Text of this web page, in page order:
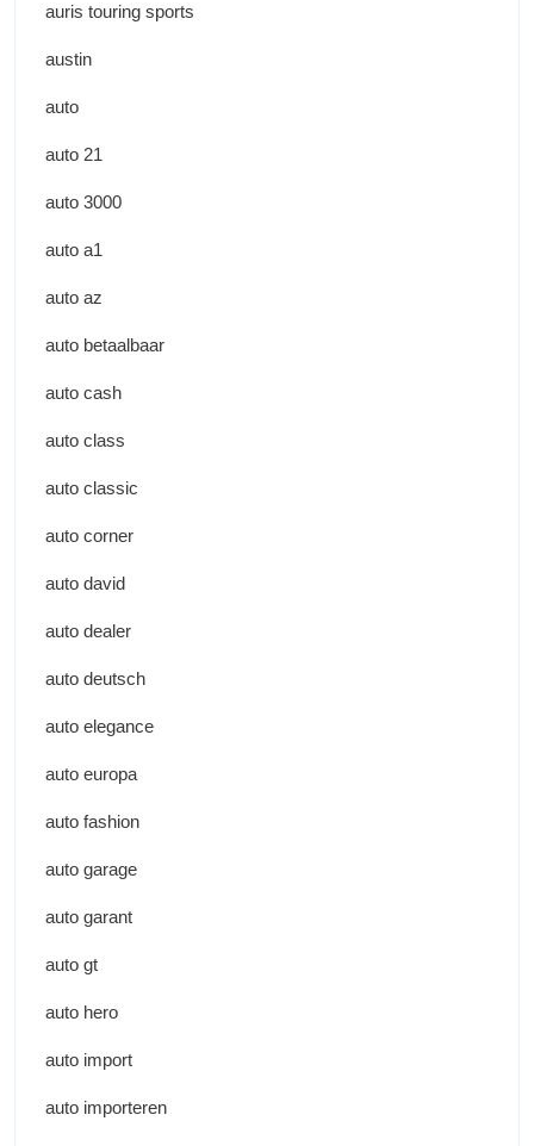
auris touring sports
austin
auto
auto 21
auto 3000
auto a1
auto az
auto betaalbaar
auto cash
auto class
auto classic
auto corner
auto david
auto dealer
auto deutsch
auto elegance
auto europa
auto fashion
auto garage
auto garant
auto gt
auto hero
auto import
auto importeren